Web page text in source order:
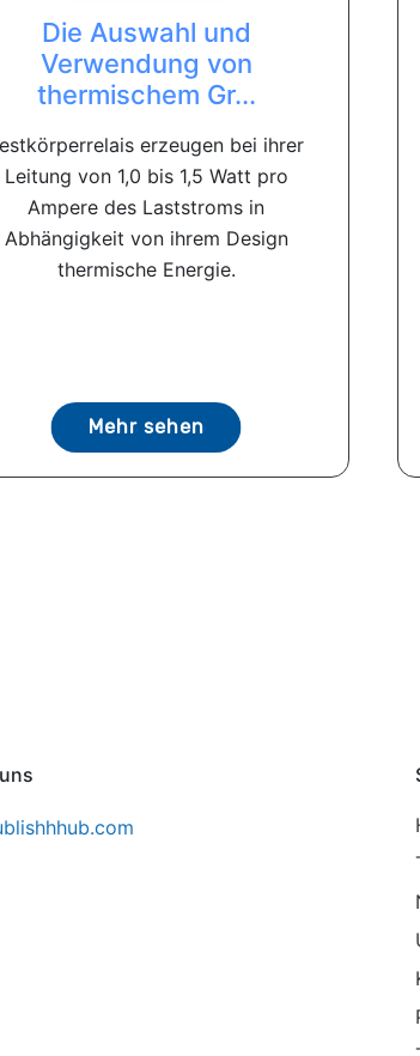
Die Auswahl und
Verwendung von
thermischem Gr...
erzeugen bei ihrer
Leitung von 1,0 bis 1,5 Watt pro
Ampere des Laststroms in
Abhängigkeit von ihrem Design
thermische Energie.
Mehr sehen